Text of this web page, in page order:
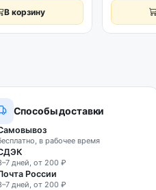
В корзину
Способы доставки
в рабочее время
дней, от 200 ₽
России
дней, от 200 ₽